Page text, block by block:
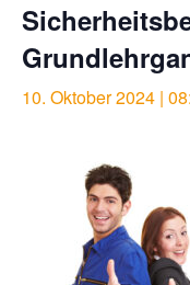
10. Oktober 2024 |